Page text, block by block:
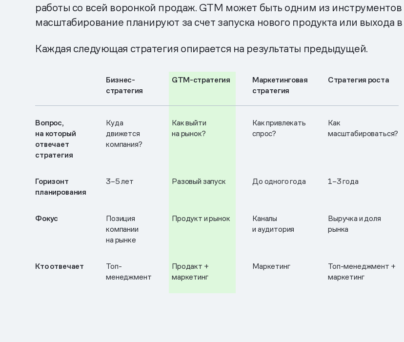
работы со всей воронкой продаж. GTM может быть одним из
масштабирование планируют за счет запуска нового продукта или выхода
Каждая следующая стратегия опирается на результаты предыдущей.
Бизнес-
стратегия
GTM-стратегия
Маркетинговая
стратегия
Стратегия роста
Вопрос,
на который
отвечает
стратегия
Куда
движется
компания?
Как выйти
на рынок?
Как привлекать
спрос?
Как
масштабироваться?
Горизонт
планирования
3–5 лет Разовый запуск До одного года 1–3 года
Фокус
Позиция
компании
на рынке
Продукт и рынок
Каналы
и аудитория
Выручка и доля
рынка
Кто отвечает
Топ-
менеджмент
Продакт +
маркетинг
Маркетинг
Топ-менеджмент +
маркетинг